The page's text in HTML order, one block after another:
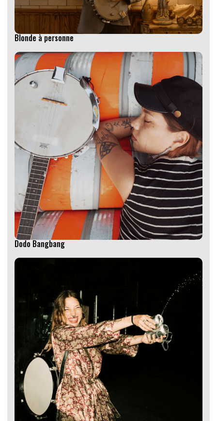
Blonde à personne
Dodo Bangbang